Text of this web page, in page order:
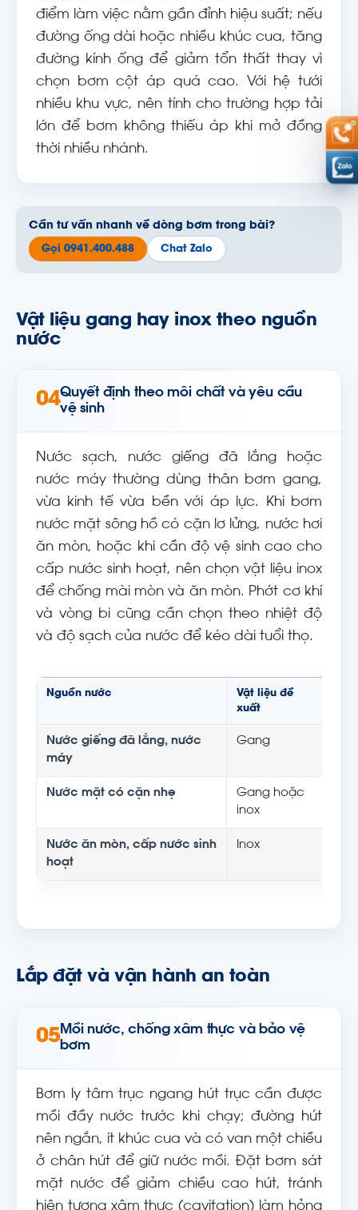
điểm làm việc nằm gần đỉnh hiệu suất; nếu
đường ống dài hoặc nhiều khúc cua, tăng
đường kính ống để giảm tổn thất thay vì
chọn bơm cột áp quá cao. Với hệ tưới
nhiều khu vực, nên tính cho trường hợp tải
lớn để bơm không thiếu áp khi mở đồng
thời nhiều nhánh.
Cần tư vấn nhanh về dòng bơm trong bài?
Gọi 0941.400.488 Chat Zalo
Vật liệu gang hay inox theo nguồn
nước
04Quyết định theo môi chất và yêu cầu
vệ sinh
Nước sạch, nước giếng đã lắng hoặc
nước máy thường dùng thân bơm gang,
vừa kinh tế vừa bền với áp lực. Khi bơm
nước mặt sông hồ có cặn lơ lửng, nước hơi
ăn mòn, hoặc khi cần độ vệ sinh cao cho
cấp nước sinh hoạt, nên chọn vật liệu inox
để chống mài mòn và ăn mòn. Phớt cơ khí
và vòng bi cũng cần chọn theo nhiệt độ
và độ sạch của nước để kéo dài tuổi thọ.
Nguồn nước
Vật liệu đề
xuất
Nước giếng đã lắng, nước
máy
Gang
Nước mặt có cặn nhẹ
Gang hoặc
inox
Nước ăn mòn, cấp nước sinh
hoạt
Inox
Lắp đặt và vận hành an toàn
05Mồi nước, chống xâm thực và bảo vệ
bơm
Bơm ly tâm trục ngang hút trục cần được
mồi đầy nước trước khi chạy; đường hút
nên ngắn, ít khúc cua và có van một chiều
ở chân hút để giữ nước mồi. Đặt bơm sát
mặt nước để giảm chiều cao hút, tránh
hiện tượng xâm thực (cavitation) làm hỏng